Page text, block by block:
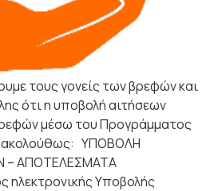
τους γονείς των βρεφών και
ότι η υποβολή αιτήσεων
μέσω του Προγράμματος
ακολούθως: ΥΠΟΒΟΛΗ
– ΑΠΟΤΕΛΕΣΜΑΤΑ
Υποβολής